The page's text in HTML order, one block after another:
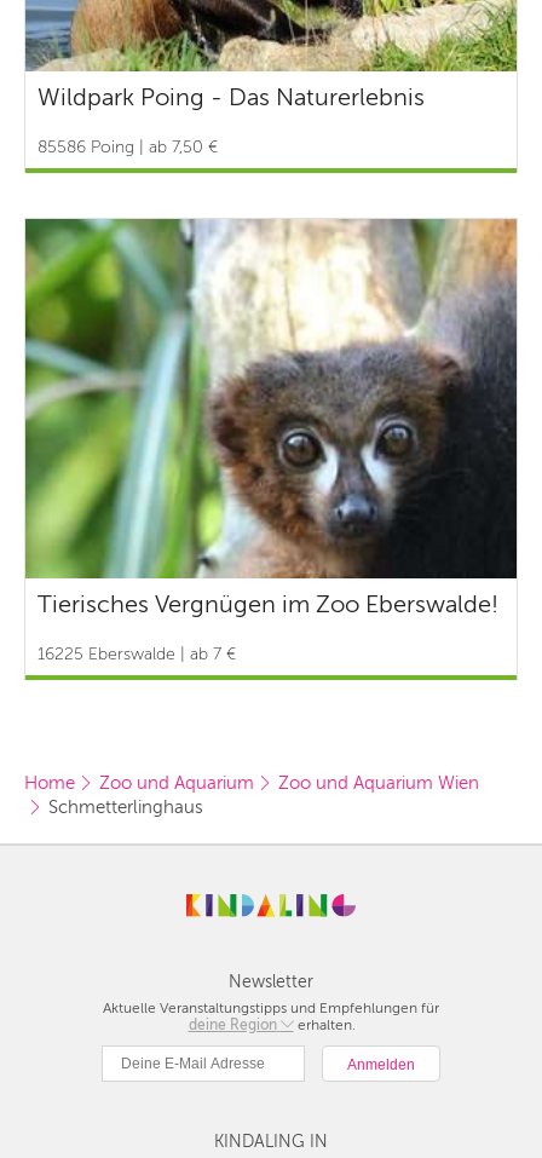
Wildpark Poing - Das Naturerlebnis
85586 Poing | ab 7,50 €
Tierisches Vergnügen im Zoo Eberswalde!
16225 Eberswalde | ab 7 €
Home Zoo und Aquarium
Zoo und Aquarium Wien
Schmetterlinghaus
Newsletter
Aktuelle Veranstaltungstipps und Empfehlungen für
deine Region
Berlin
Hamburg
Köln
erhalten.
KINDALING IN